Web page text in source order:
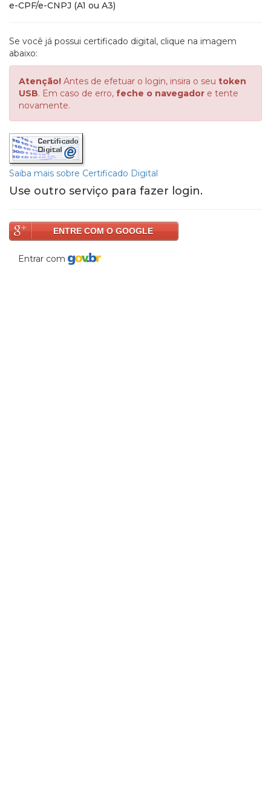
e-CPF/e-CNPJ (A1 ou A3)
Se você já possui certificado digital, clique na imagem
abaixo:
Atenção! Antes de efetuar o login, insira o seu token
USB. Em caso de erro, feche o navegador e tente
novamente.
Saiba mais sobre Certificado Digital
Use outro serviço para fazer login.
ENTRE COM O GOOGLE
Entrar com